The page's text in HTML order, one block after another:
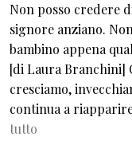
Non posso credere
signore anziano.
bambino appena
[di Laura Branchini]
cresciamo,
continua a
tutto